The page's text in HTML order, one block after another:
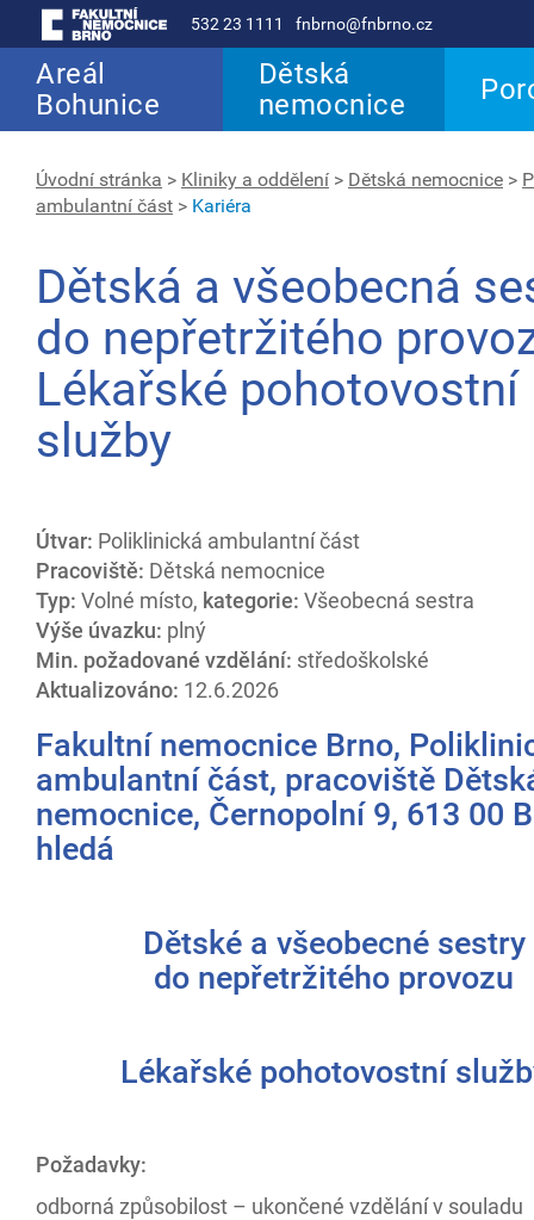
532 23 1111 fnbrno@fnbrno.cz
Areál
Bohunice
Dětská
nemocnice
Úvodní stránka > Kliniky a oddělení > Dětská nemocnice >
ambulantní část > Kariéra
Dětská a všeobecná
do nepřetržitého
Lékařské pohotovostní
služby
Útvar: Poliklinická ambulantní část
Pracoviště: Dětská nemocnice
Typ: Volné místo, kategorie: Všeobecná sestra
Výše úvazku: plný
Min. požadované vzdělání: středoškolské
Aktualizováno: 12.6.2026
Fakultní nemocnice Brno,
ambulantní část, pracoviště
nemocnice, Černopolní 9, 613 00
hledá
Dětské a všeobecné sestry
do nepřetržitého provozu
Lékařské pohotovostní
Požadavky:
odborná způsobilost – ukončené vzdělání v souladu